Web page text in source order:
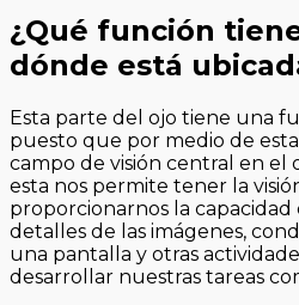
¿Qué función
dónde está
Esta parte del ojo tiene una
puesto que por medio de
campo de visión central en el
esta nos permite tener la
proporcionarnos la
detalles de las imágenes,
una pantalla y otras
desarrollar nuestras tareas